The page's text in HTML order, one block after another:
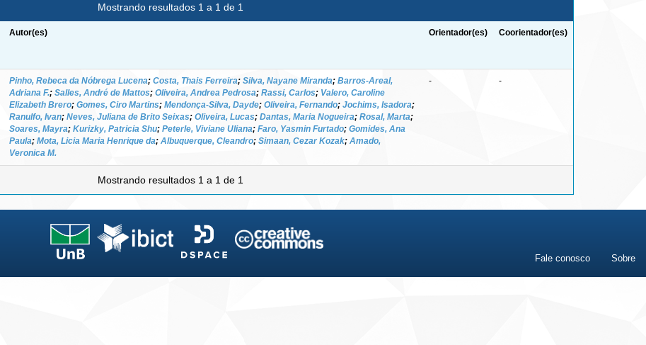
Mostrando resultados 1 a 1 de 1
Autor(es) Orientador(es) Coorientador(es)
Pinho, Rebeca da Nóbrega Lucena; Costa, Thais Ferreira; Silva, Nayane Miranda; Barros-Areal,
Adriana F.; Salles, André de Mattos; Oliveira, Andrea Pedrosa; Rassi, Carlos; Valero, Caroline
Elizabeth Brero; Gomes, Ciro Martins; Mendonça-Silva, Dayde; Oliveira, Fernando; Jochims, Isadora;
Ranulfo, Ivan; Neves, Juliana de Brito Seixas; Oliveira, Lucas; Dantas, Maria Nogueira; Rosal, Marta;
Soares, Mayra; Kurizky, Patricia Shu; Peterle, Viviane Uliana; Faro, Yasmin Furtado; Gomides, Ana
Paula; Mota, Licia Maria Henrique da; Albuquerque, Cleandro; Simaan, Cezar Kozak; Amado,
Veronica M.
- -
Mostrando resultados 1 a 1 de 1
Fale conosco Sobre